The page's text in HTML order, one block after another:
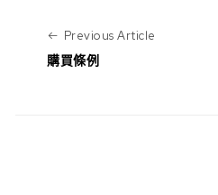
Previous Article
購買條例